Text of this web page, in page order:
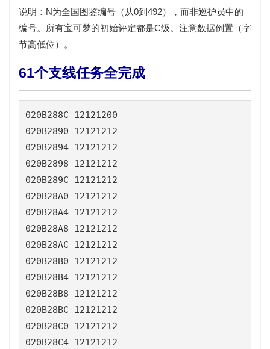
说明：N为全国图鉴编号（从0到492），而非巡护员中的
编号。所有宝可梦的初始评定都是C级。注意数据倒置（字
节高低位）。
61个支线任务全完成
020B288C 12121200
020B2890 12121212
020B2894 12121212
020B2898 12121212
020B289C 12121212
020B28A0 12121212
020B28A4 12121212
020B28A8 12121212
020B28AC 12121212
020B28B0 12121212
020B28B4 12121212
020B28B8 12121212
020B28BC 12121212
020B28C0 12121212
020B28C4 12121212